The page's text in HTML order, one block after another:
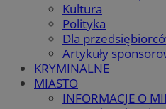
Kultura
Polityka
Dla
Artykuły
KRYMINALNE
MIASTO
INFORMACJE O